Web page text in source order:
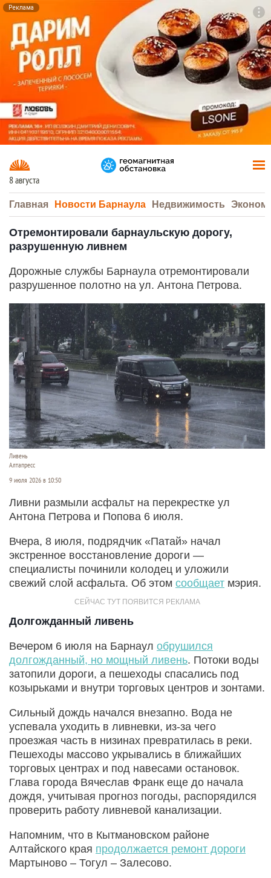
Реклама
8 августа
Главная Новости Барнаула Недвижимость
Отремонтировали барнаульскую дорогу,
разрушенную ливнем
Дорожные службы Барнаула отремонтировали
разрушенное полотно на ул. Антона Петрова.
Ливень
Алтапресс
9 июля 2026 в 10:50
Ливни размыли асфальт на перекрестке ул
Антона Петрова и Попова 6 июля.
Вчера, 8 июля, подрядчик «Патай» начал
экстренное восстановление дороги —
специалисты починили колодец и уложили
свежий слой асфальта. Об этом сообщает мэрия.
Долгожданный ливень
Вечером 6 июля на Барнаул обрушился
долгожданный, но мощный ливень. Потоки воды
затопили дороги, а пешеходы спасались под
козырьками и внутри торговых центров и зонтами.
Сильный дождь начался внезапно. Вода не
успевала уходить в ливневки, из-за чего
проезжая часть в низинах превратилась в реки.
Пешеходы массово укрывались в ближайших
торговых центрах и под навесами остановок.
Глава города Вячеслав Франк еще до начала
дождя, учитывая прогноз погоды, распорядился
проверить работу ливневой канализации.
Напомним, что в Кытмановском районе
Алтайского края продолжается ремонт дороги
Мартыново – Тогул – Залесово.